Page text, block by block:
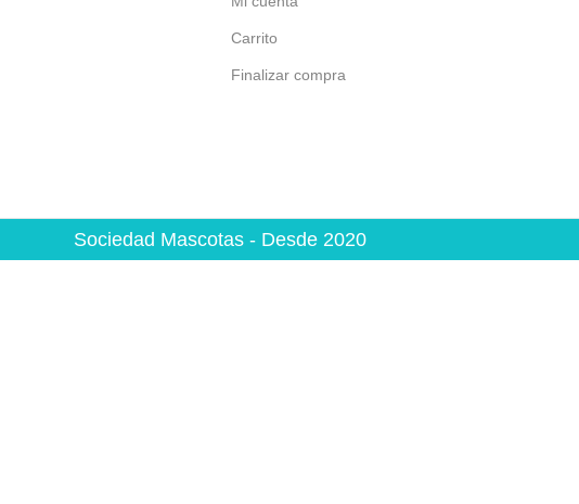
Carrito
Finalizar compra
Sociedad Mascotas - Desde 2020